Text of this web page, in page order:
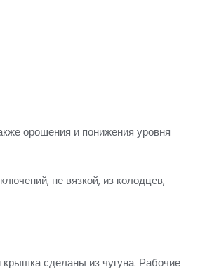
орошения и понижения уровня
не вязкой, из колодцев,
сделаны из чугуна. Рабочие